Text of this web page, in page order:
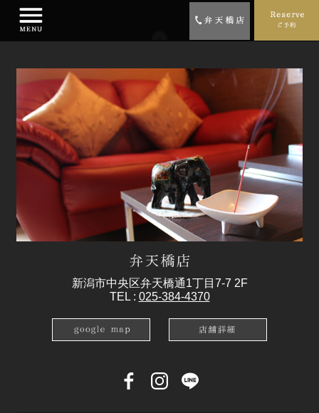
新潟市中央区弁天橋通1丁目7-7 2F
TEL : 025-384-4370